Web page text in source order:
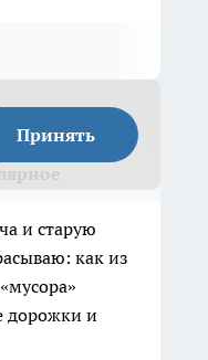
Принять
и старую
как из
дорожки и